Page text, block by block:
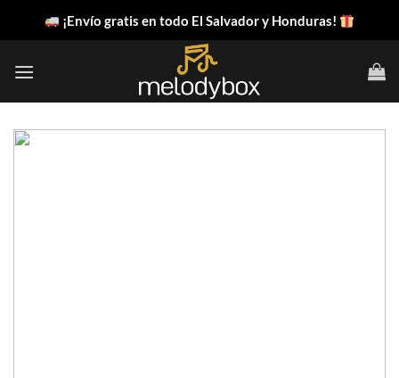
¡Envío gratis en todo El Salvador y Honduras!